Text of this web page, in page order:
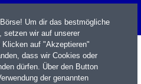
Um dir das bestmögliche
setzen wir auf unserer
auf "Akzeptieren"
dass wir Cookies oder
dürfen. Über den Button
der genannten